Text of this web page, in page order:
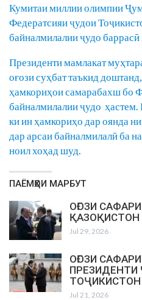
Кумитаи миллии олимпии
Федератсияи ҷудои
байналмилалии ҷудо баррасӣ
Президенти мамлакат
оғози суҳбат таъкид
ҳамкориҳои самарабахш бо
байналмилалии ҷудо
ки ин ҳамкориҳо дар оянда
дар арсаи байналмилалӣ ба
ноил хоҳад шуд.
ПАЁМҲОИ МАРБУТ
ОҒОЗИ
ҚАЗОҚИСТОН
Jul 29, 2026
ОҒОЗИ
ПРЕЗИДЕНТИ
Jul 21, 2026